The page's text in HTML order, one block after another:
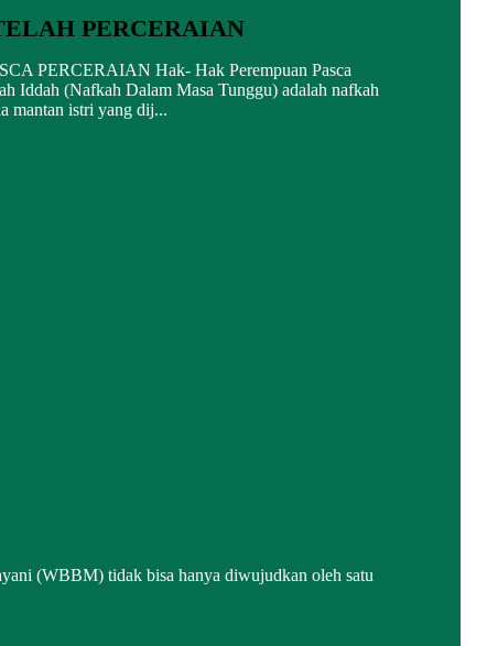
PERCERAIAN
PERCERAIAN Hak- Hak Perempuan Pasca
Iddah (Nafkah Dalam Masa Tunggu) adalah nafkah
mantan istri yang dij...
(WBBM) tidak bisa hanya diwujudkan oleh satu